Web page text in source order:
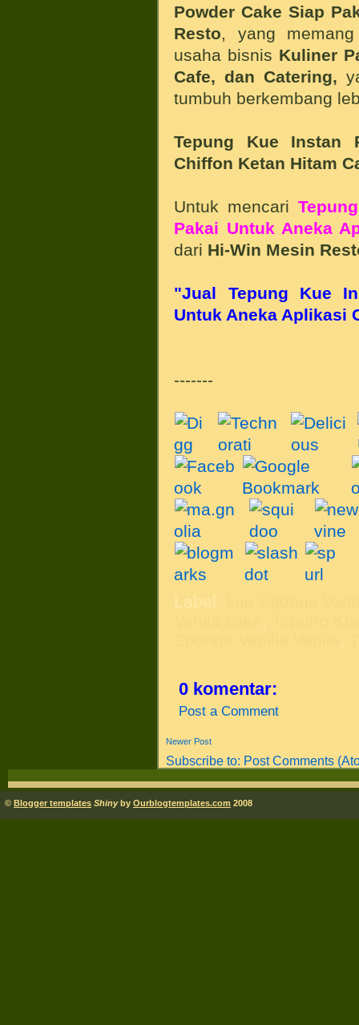
Powder Cake Siap
Resto , yang
usaha bisnis Kuliner
Cafe, dan Catering,
tumbuh berkembang
Tepung Kue Instan
Chiffon Ketan Hitam
Untuk mencari
Pakai Untuk Aneka
dari Hi-Win Mesin
"Jual Tepung Kue
Untuk Aneka Aplikasi
-------
Label:
0 komentar:
Post a Comment
Newer Post
Subscribe to: Post Comments
© Blogger templates Shinyby Ourblogtemplates.com 2008